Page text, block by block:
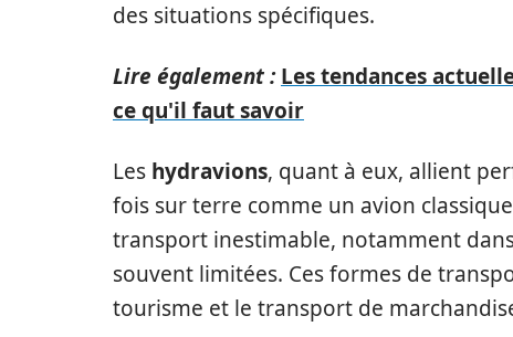
des situations spécifiques.
Lire également : Les tendances
ce qu'il faut savoir
Les hydravions, quant à eux, allient
fois sur terre comme un avion
transport inestimable, notamment
souvent limitées. Ces formes de
tourisme et le transport de